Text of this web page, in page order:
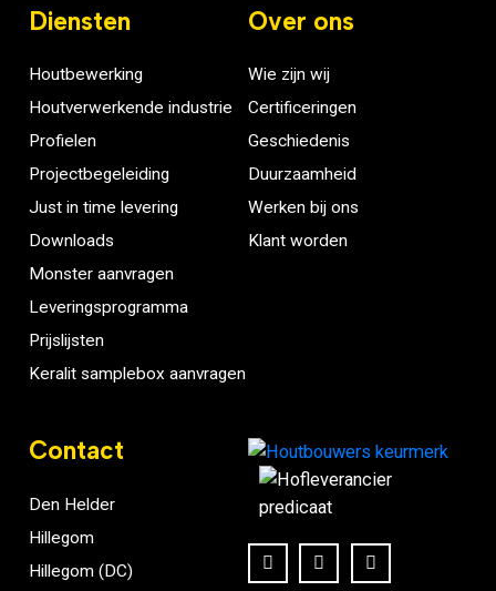
Diensten
Houtbewerking
Houtverwerkende industrie
Profielen
Projectbegeleiding
Just in time levering
Downloads
Monster aanvragen
Leveringsprogramma
Prijslijsten
Keralit samplebox aanvragen
Over ons
Wie zijn wij
Certificeringen
Geschiedenis
Duurzaamheid
Werken bij ons
Klant worden
Contact
Den Helder
Hillegom
Hillegom (DC)